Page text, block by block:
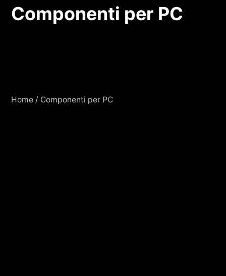
Componenti per PC
Componenti per PC
Home / Componenti per PC